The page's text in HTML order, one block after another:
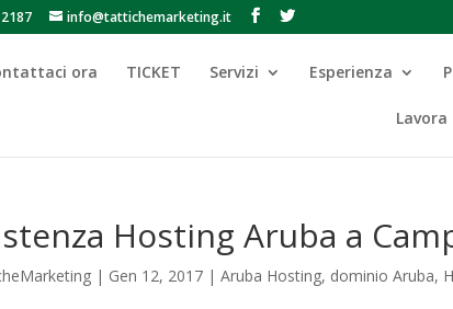
info@tattichemarketing.it
ora TICKET Servizi Esperienza
Lavora
Hosting Aruba a
| Gen 12, 2017 |Aruba Hosting, dominio Aruba,